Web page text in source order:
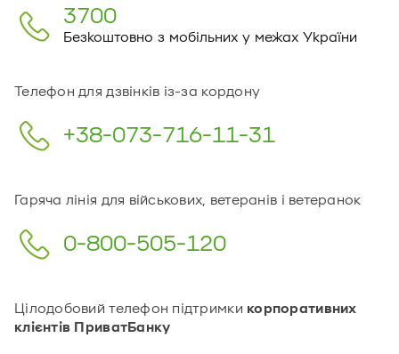
3700
Безкоштовно з мобільних у межах України
Телефон для дзвінків із-за кордону
+38-073-716-11-31
Гаряча лінія для військових, ветеранів і ветеранок
0-800-505-120
Цілодобовий телефон підтримки корпоративних
клієнтів ПриватБанку